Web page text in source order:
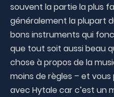
souvent la partie la plus
généralement la plupart
bons instruments qui
que tout soit aussi beau
chose à propos de la
moins de règles – et
avec Hytale car c’est un